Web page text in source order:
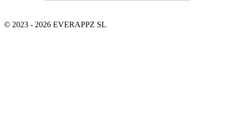
© 2023 - 2026 EVERAPPZ SL